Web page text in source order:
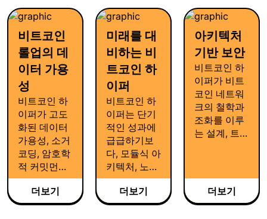
다.
유지하면서
고 표현력이
풍부한 애플
리케이션을
구축할 수 있
습니다.
비트코인
롤업의 데
이터 가용
성
비트코인 하
이퍼가 고도
화된 데이터
가용성, 소거
코딩, 암호학
적 커밋먼트
를 활용해 롤
업의 투명성
을 확보하고
더보기
미래를 대
비하는 비
트코인 하
이퍼
비트코인 하
이퍼는 단기
적인 성과에
급급하기보
다, 모듈식 아
키텍처, 노드
생태계의 다
양성, 경제적
확장성을 통
더보기
아키텍처
기반 보안
비트코인 하
이퍼가 비트
코인 네트워
크의 철학과
조화를 이루
는 설계, 트랜
험성 완화, 점
진적 기능 저
더보기